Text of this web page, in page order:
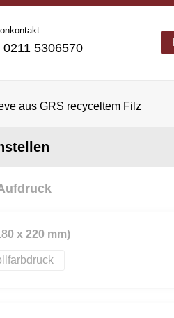
5306570
aus GRS recyceltem Filz
x 220 mm)